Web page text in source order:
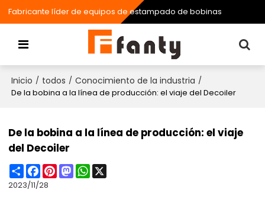
Fabricante líder de equipos de estampado de bobinas
Inicio / todos / Conocimiento de la industria /
De la bobina a la línea de producción: el viaje del Decoiler
De la bobina a la línea de producción: el viaje
del Decoiler
ShareFacebook
PinterestMastodonWhatsApp
2023/11/28